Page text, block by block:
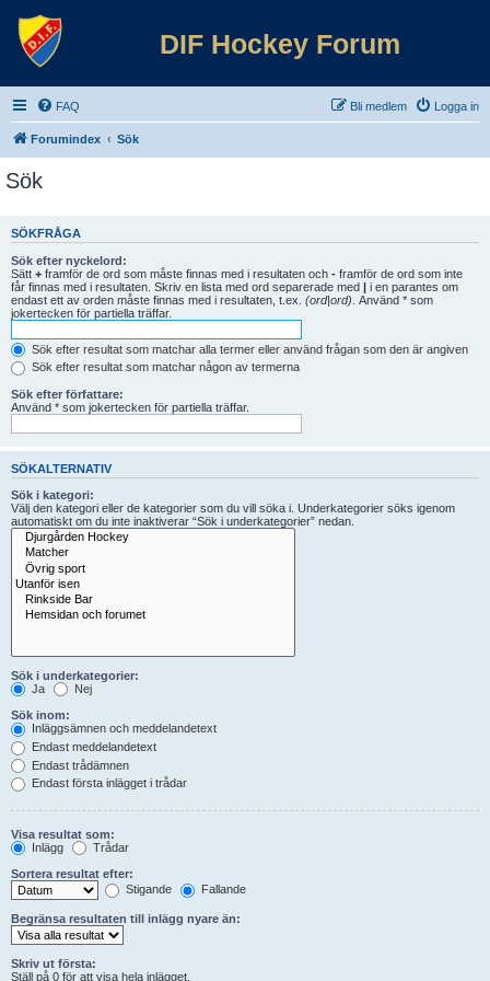
DIF Hockey Forum
FAQ Logga in
Bli medlem
Forumindex Sök
Sök
SÖKFRÅGA
Sök efter nyckelord:
Sätt + framför de ord som måste finnas med i resultaten och - framför de ord som inte
får finnas med i resultaten. Skriv en lista med ord separerade med | i en parantes om
endast ett av orden måste finnas med i resultaten, t.ex. (ord|ord) . Använd * som
jokertecken för partiella träffar.
Sök efter resultat som matchar alla termer eller använd frågan som den är angiven
Sök efter resultat som matchar någon av termerna
Sök efter författare:
Använd * som jokertecken för partiella träffar.
SÖKALTERNATIV
Sök i kategori:
Välj den kategori eller de kategorier som du vill söka i. Underkategorier söks igenom
automatiskt om du inte inaktiverar “Sök i underkategorier” nedan.
Sök i underkategorier:
Ja
Nej
Sök inom:
Inläggsämnen och meddelandetext
Endast meddelandetext
Endast trådämnen
Endast första inlägget i trådar
Visa resultat som:
Inlägg
Trådar
Sortera resultat efter:
Stigande
Fallande
Begränsa resultaten till inlägg nyare än:
Skriv ut första:
Ställ på 0 för att visa hela inlägget.